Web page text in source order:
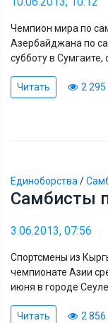
Чемпион мира по
Азербайджана по
субботу в Сумгаите,
Читать 2 295
Единоборства /
Самбисты
3.06.2013, 07:56
Спортсмены из
чемпионате Азии
июня в городе
Читать 2 856